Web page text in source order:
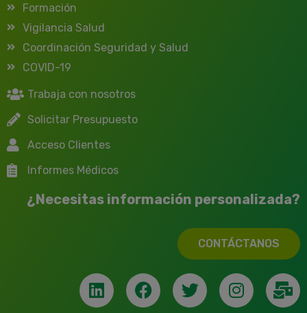
Formación
Vigilancia Salud
Coordinación Seguridad y Salud
COVID-19
Trabaja con nosotros
Solicitar Presupuesto
Acceso Clientes
Informes Médicos
¿Necesitas información personalizada?
CONTÁCTANOS